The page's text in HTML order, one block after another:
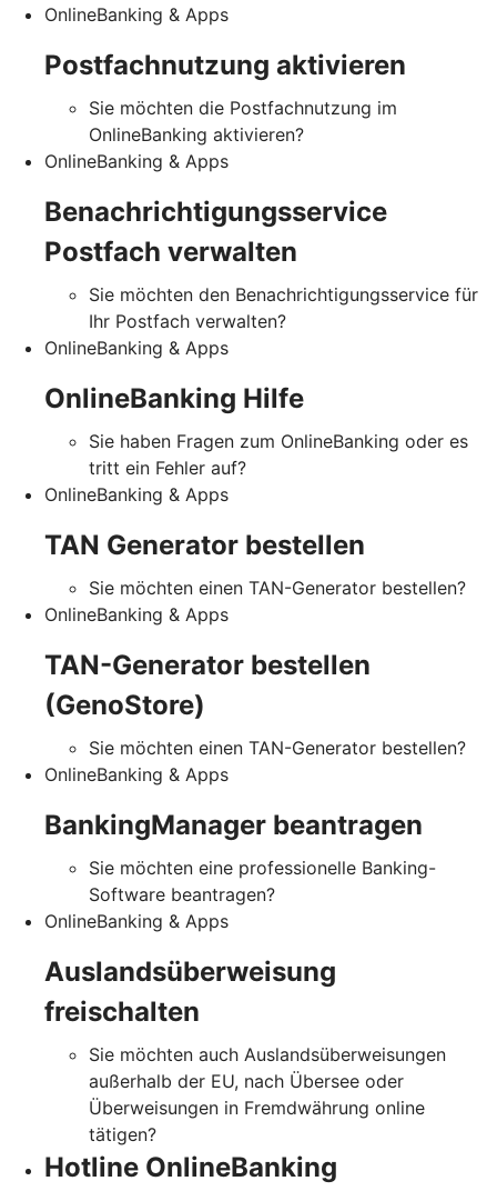
OnlineBanking & Apps
Postfachnutzung aktivieren
Sie möchten die Postfachnutzung im
OnlineBanking aktivieren?
OnlineBanking & Apps
Benachrichtigungsservice
Postfach verwalten
Sie möchten den Benachrichtigungsservice für
Ihr Postfach verwalten?
OnlineBanking & Apps
OnlineBanking Hilfe
Sie haben Fragen zum OnlineBanking oder es
tritt ein Fehler auf?
OnlineBanking & Apps
TAN Generator bestellen
Sie möchten einen TAN-Generator bestellen?
OnlineBanking & Apps
TAN-Generator bestellen
(GenoStore)
Sie möchten einen TAN-Generator bestellen?
OnlineBanking & Apps
BankingManager beantragen
Sie möchten eine professionelle Banking-
Software beantragen?
OnlineBanking & Apps
Auslandsüberweisung
freischalten
Sie möchten auch Auslandsüberweisungen
außerhalb der EU, nach Übersee oder
Überweisungen in Fremdwährung online
tätigen?
Hotline OnlineBanking